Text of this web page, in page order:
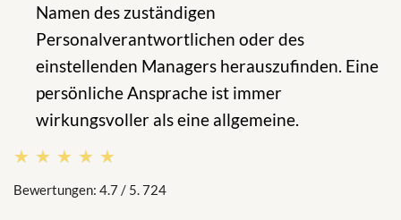
Namen des zuständigen
Personalverantwortlichen oder des
einstellenden Managers herauszufinden. Eine
persönliche Ansprache ist immer
wirkungsvoller als eine allgemeine.
★★★★★
★★★★★
Bewertungen: 4.7 / 5. 724